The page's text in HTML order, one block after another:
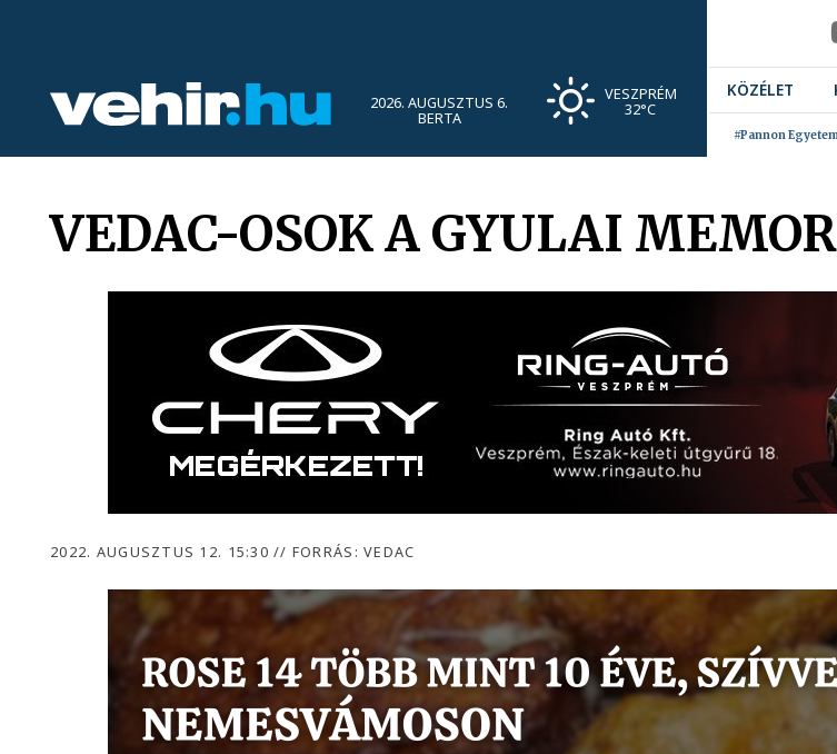
2026. AUGUSZTUS 6.
BERTA
VESZPRÉM
32°C
KÖZÉLET
#Pannon
VEDAC-OSOK A GYULAI
2022. AUGUSZTUS 12. 15:30// FORRÁS: VEDAC